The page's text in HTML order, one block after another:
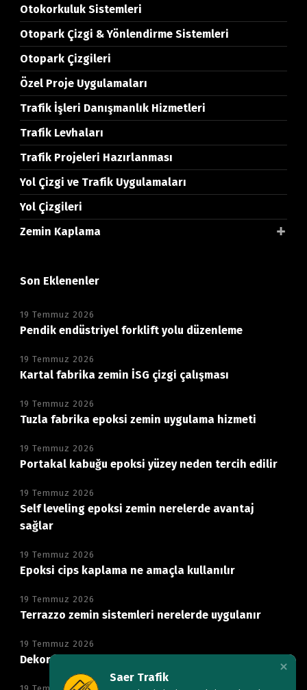
Saer Trafik
Otokorkuluk Sistemleri
Otopark Çizgi & Yönlendirme Sistemleri
Otopark Çizgileri
Özel Proje Uygulamaları
Trafik İşleri Danışmanlık Hizmetleri
Trafik Levhaları
Trafik Projeleri Hazırlanması
Yol Çizgi ve Trafik Uygulamaları
Yol Çizgileri
Zemin Kaplama
Son Eklenenler
19 Temmuz 2026
Pendik endüstriyel forklift yolu düzenleme
19 Temmuz 2026
Kartal fabrika zemin İSG çizgi çalışması
19 Temmuz 2026
Tuzla fabrika epoksi zemin uygulama hizmeti
19 Temmuz 2026
Portakal kabuğu epoksi yüzey neden tercih edilir
19 Temmuz 2026
Self leveling epoksi zemin nerelerde avantaj
sağlar
19 Temmuz 2026
Epoksi cips kaplama ne amaçla kullanılır
19 Temmuz 2026
Terrazzo zemin sistemleri nerelerde uygulanır
19 Temmuz 2026
Dekoratif mikro beton zemin neden tercih edilir